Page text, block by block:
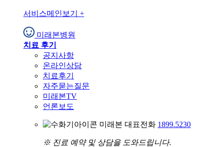
서비스메인보기 +
미래본병원
치료 후기
공지사항
온라인상담
치료후기
자주묻는질문
미래본TV
언론보도
미래본 대표전화 1899.5230
※ 진료 예약 및 상담을 도와드립니다.